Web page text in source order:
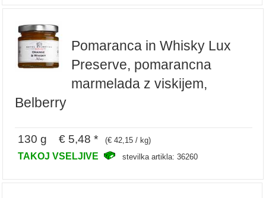
Pomaranca in Whisky Lux
Preserve, pomarancna
marmelada z viskijem,
Belberry
130 g € 5,48 * (€ 42,15 / kg)
TAKOJ VSELJIVE stevilka artikla: 36260